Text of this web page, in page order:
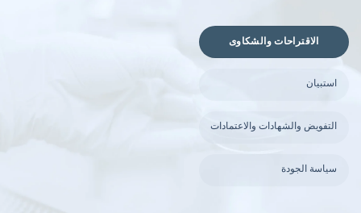
الاقتراحات والشكاوى
استبيان
التفويض والشهادات والاعتمادات
سياسة الجودة